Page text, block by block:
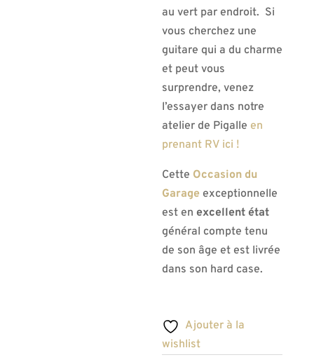
au vert par endroit. Si
vous cherchez une
guitare qui a du charme
et peut vous
surprendre, venez
l’essayer dans notre
atelier de Pigalle en
prenant RV ici !
Cette Occasion du
Garage exceptionnelle
est en excellent état
général compte tenu
de son âge et est livrée
dans son hard case.
Ajouter à la
wishlist